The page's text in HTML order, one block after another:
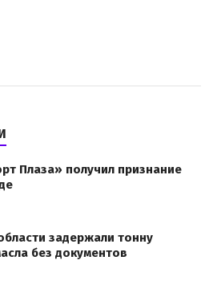
Плаза» получил признание
задержали тонну
без документов